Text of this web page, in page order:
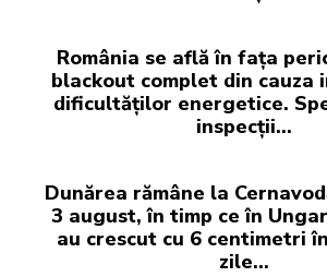
România se află în fața
blackout complet din cauza
dificultăților energetice.
inspecții…
Dunărea rămâne la
3 august, în timp ce în
au crescut cu 6 centimetri
zile...